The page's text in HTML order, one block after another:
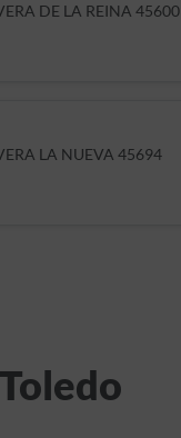
DE LA REINA 45600
LA NUEVA 45694